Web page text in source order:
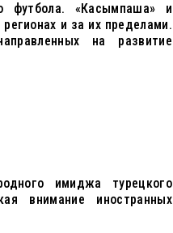
футбола. «Касымпаша» и
и за их пределами.
на развитие
имиджа турецкого
внимание иностранных